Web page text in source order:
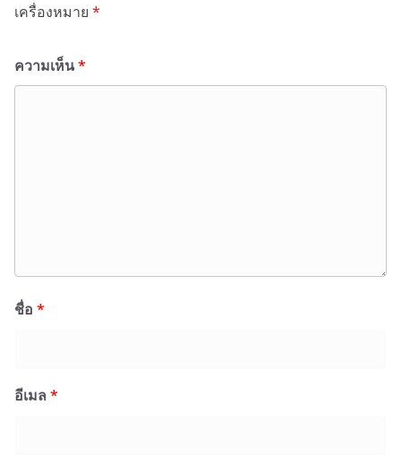
เครื่องหมาย *
ความเห็น*
ชื่อ *
อีเมล *